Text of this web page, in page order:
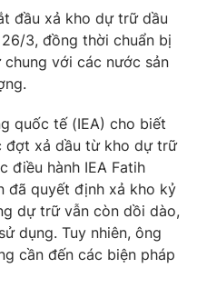
đầu xả kho dự trữ dầu
3, đồng thời chuẩn bị
với các nước sản
quốc tế (IEA) cho biết
đợt xả dầu từ kho dự trữ
điều hành IEA Fatih
đã quyết định xả kho kỷ
dự trữ vẫn còn dồi dào,
dụng. Tuy nhiên, ông
cần đến các biện pháp